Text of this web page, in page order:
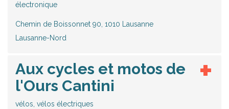
électronique
Chemin de Boissonnet 90, 1010 Lausanne
Lausanne-Nord
Aux cycles et motos de
l'Ours Cantini
vélos, vélos électriques